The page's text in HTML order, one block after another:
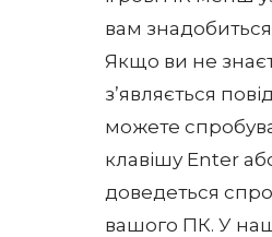
вам
Якщо ви не
з’являється
можете
клавішу Enter
доведеться
вашого ПК. У